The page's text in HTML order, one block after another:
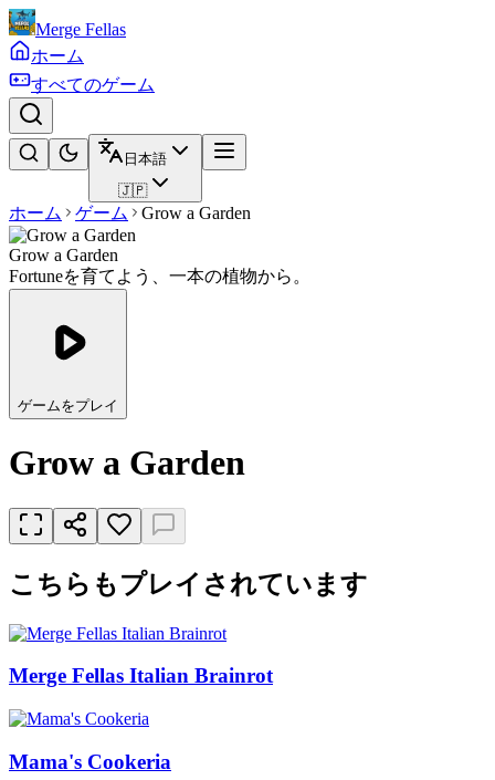
Merge Fellas
ホーム
すべてのゲーム
日本語
🇯🇵
ホーム ゲーム Grow a Garden
Grow a Garden
Fortuneを育てよう、一本の植物から。
ゲームをプレイ
Grow a Garden
こちらもプレイされています
Merge Fellas Italian Brainrot
Mama's Cookeria